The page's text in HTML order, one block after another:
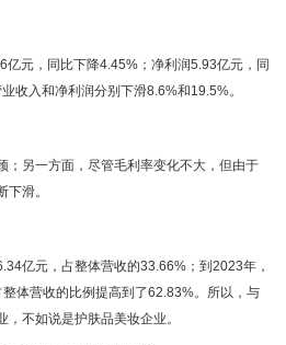
元，同比下降4.45%；净利润5.93亿元，同
收入和净利润分别下滑8.6%和19.5%。
；另一方面，尽管毛利率变化不大，但由于
滑。
亿元，占整体营收的33.66%；到2023年，
体营收的比例提高到了62.83%。所以，与
不如说是护肤品美妆企业。